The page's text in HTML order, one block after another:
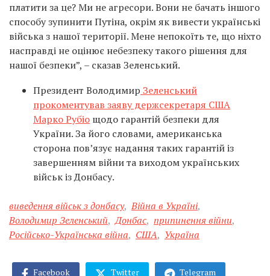
платити за це? Ми не агресори. Вони не бачать іншого
способу зупинити Путіна, окрім як вивести українські
війська з нашої території. Мене непокоїть те, що ніхто
насправді не оцінює небезпеку такого рішення для
нашої безпеки”, – сказав Зеленський.
Президент Володимир Зеленський
прокоментував заяву держсекретаря США
Марко Рубіо щодо гарантій безпеки для
України. За його словами, американська
сторона пов’язує надання таких гарантій із
завершенням війни та виходом українських
військ із Донбасу.
виведення військ з донбасу, Війна в Україні,
Володимир Зеленський, Донбас, припинення війни,
Російсько-Українська війна, США, Україна
Facebook Twitter Telegram